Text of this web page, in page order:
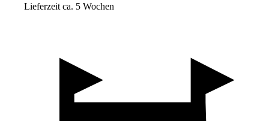
Lieferzeit ca. 5 Wochen